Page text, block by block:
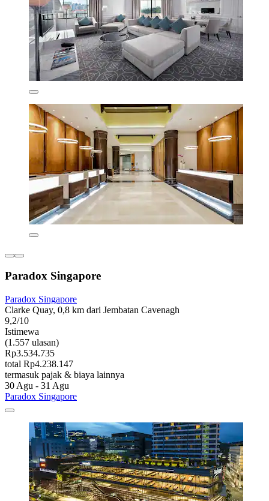
Paradox Singapore
Paradox Singapore
Clarke Quay, 0,8 km dari Jembatan Cavenagh
9,2/10
Istimewa
(1.557 ulasan)
Rp3.534.735
total Rp4.238.147
termasuk pajak & biaya lainnya
30 Agu - 31 Agu
Paradox Singapore